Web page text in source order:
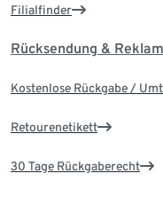
Filialfinder
Rücksendung &
Kostenlose Rückgabe /
Retourenetikett
30 Tage Rückgaberecht